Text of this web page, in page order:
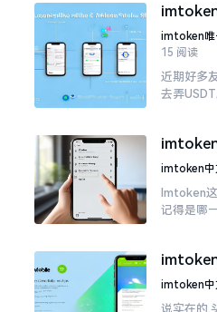
手教你
imtoken唯
15 阅读
近期好多
去弄
到底多
imtoken中
Imtoken
记得是哪
多快要十
户告诉
imtoken中
说实在的,